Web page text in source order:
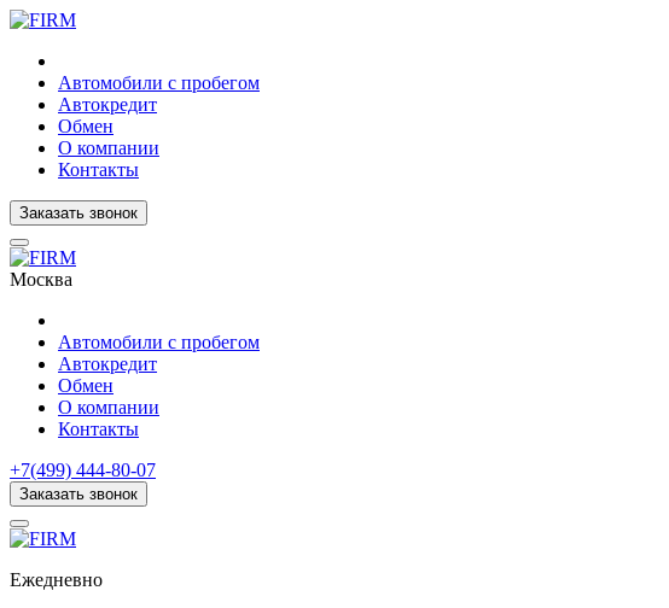
Автомобили с пробегом
Автокредит
Обмен
О компании
Контакты
Заказать звонок
Москва
Автомобили с пробегом
Автокредит
Обмен
О компании
Контакты
+7(499) 444-80-07
Заказать звонок
Ежедневно